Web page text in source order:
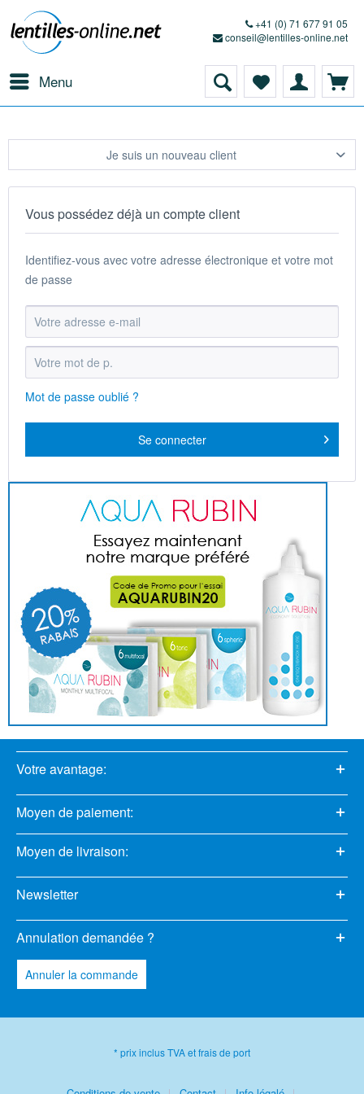
+41 (0) 71 677 91 05
conseil@lentilles-online.net
Menu
Je suis un nouveau client
Vous possédez déjà un compte client
Identifiez-vous avec votre adresse électronique et votre mot
de passe
Mot de passe oublié ?
Se connecter
Votre avantage:
Moyen de paiement:
Moyen de livraison:
Newsletter
Annulation demandée ?
Annuler la commande
* prix inclus TVA et frais de port